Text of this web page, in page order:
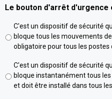
Le bouton d'arrêt d'urgence
C'est un dispositif de sécurité
bloque tous les mouvements
obligatoire pour tous les
C'est un dispositif de sécurité
bloque instantanément tous
et doit être installé dans tous